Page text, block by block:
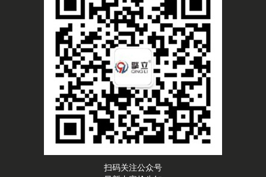
扫码关注公众号